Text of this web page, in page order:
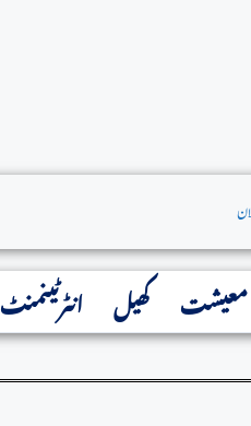
نےترکش کلب’طرابزون اسپور‘کاہاتھ تھام لیا
معیشت کھیل انٹرٹینمنٹ